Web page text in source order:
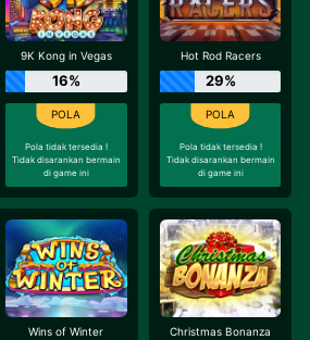
9K Kong in Vegas
16%
Pola tidak tersedia !
Tidak disarankan bermain
di game ini
Hot Rod Racers
29%
Pola tidak tersedia !
Tidak disarankan bermain
di game ini
Wins of Winter Christmas Bonanza